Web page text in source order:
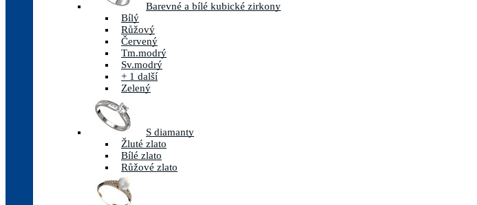
Barevné a bílé kubické zirkony
Bílý
Růžový
Červený
Tm.modrý
Sv.modrý
+ 1 další
Zelený
S diamanty
Žluté zlato
Bílé zlato
Růžové zlato